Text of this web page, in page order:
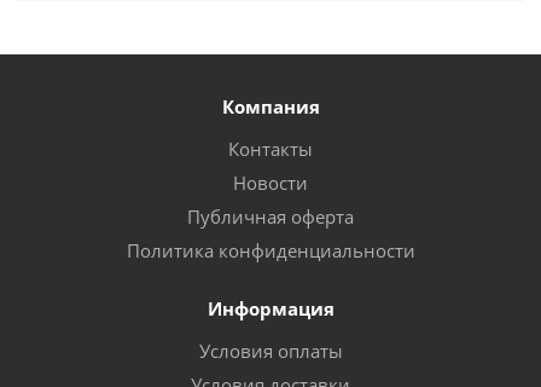
Компания
Контакты
Новости
Публичная оферта
Политика конфиденциальности
Информация
Условия оплаты